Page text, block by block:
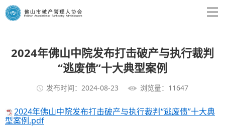
2024年佛山中院发布打击破产与执行裁判
“逃废债”十大典型案例
发布时间：2024-08-23 浏览量：11647
2024年佛山中院发布打击破产与执行裁判“逃废债”十大典
型案例.pdf